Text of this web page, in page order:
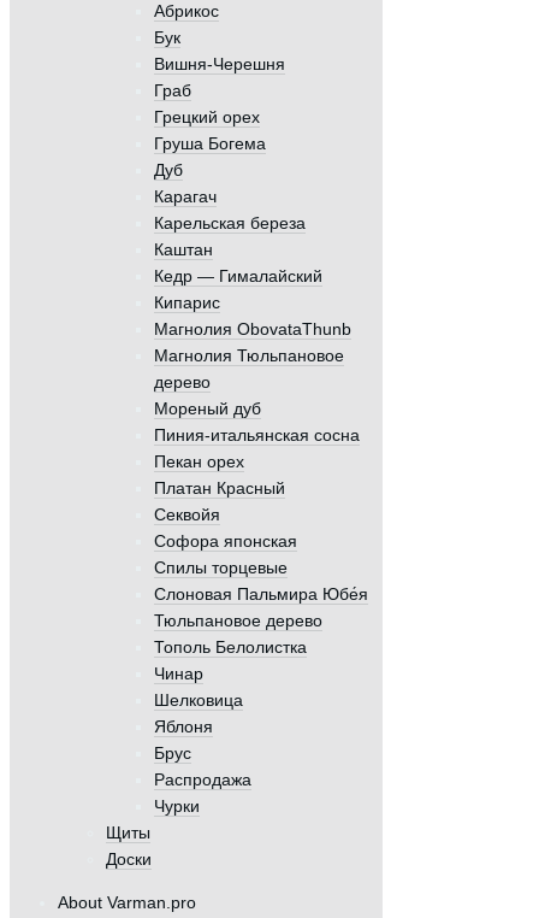
Абрикос
Бук
Вишня-Черешня
Граб
Грецкий орех
Груша Богема
Дуб
Карагач
Карельская береза
Каштан
Кедр — Гималайский
Кипарис
Магнолия ObovataThunb
Магнолия Тюльпановое
дерево
Мореный дуб
Пиния-итальянская сосна
Пекан орех
Платан Красный
Секвойя
Софора японская
Спилы торцевые
Слоновая Пальмира Юбе́я
Тюльпановое дерево
Тополь Белолистка
Чинар
Шелковица
Яблоня
Брус
Распродажа
Чурки
Щиты
Доски
About Varman.pro